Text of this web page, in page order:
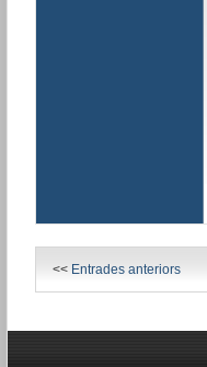
<< Entrades anteriors